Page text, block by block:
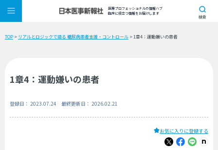
医療プロフェッショナルの情報ハブ
臨床に役立つ情報をお届けします
検索
TOP > リアルとロジックで語る 糖尿病患者支援・コントロール > 1章4：運動嫌いの患者
1章4：運動嫌いの患者
登録日： 2023.07.24 最終更新日： 2026.02.21
お気に入りに登録する